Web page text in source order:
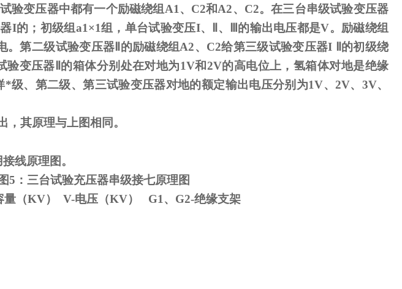
验变压器中都有一个励磁绕组 A1 、 C2和A2、 C2。在三台串级试验变压器
I的；初级组 a1×1组，单台试验变压I、 、 的输出电压都是V。励磁绕组
。第二级试验变压器Ⅱ的励磁绕组A2、C2给第三级试验变压器I Ⅱ的初级绕
验变压器Ⅱ的箱体分别处在对地为1V和2V的高电位上，氢箱体对地是绝缘
级、第二级、第三试验变压器对地的额定输出电压分别为1V、2V、3V、
其原理与上图相同。
线原理图。
图5：三台试验充压器串级接七原理图
量（KV） V-电压（KV） G1、G2-绝缘支架